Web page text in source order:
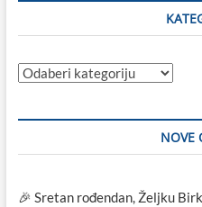
Kategorije
NOVE
🎉 Sretan rođendan, Željku